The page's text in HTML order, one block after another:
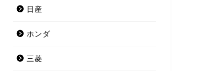
日産
ホンダ
三菱